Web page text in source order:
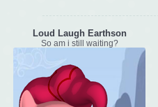
Loud Laugh Earthson
So am i still waiting?